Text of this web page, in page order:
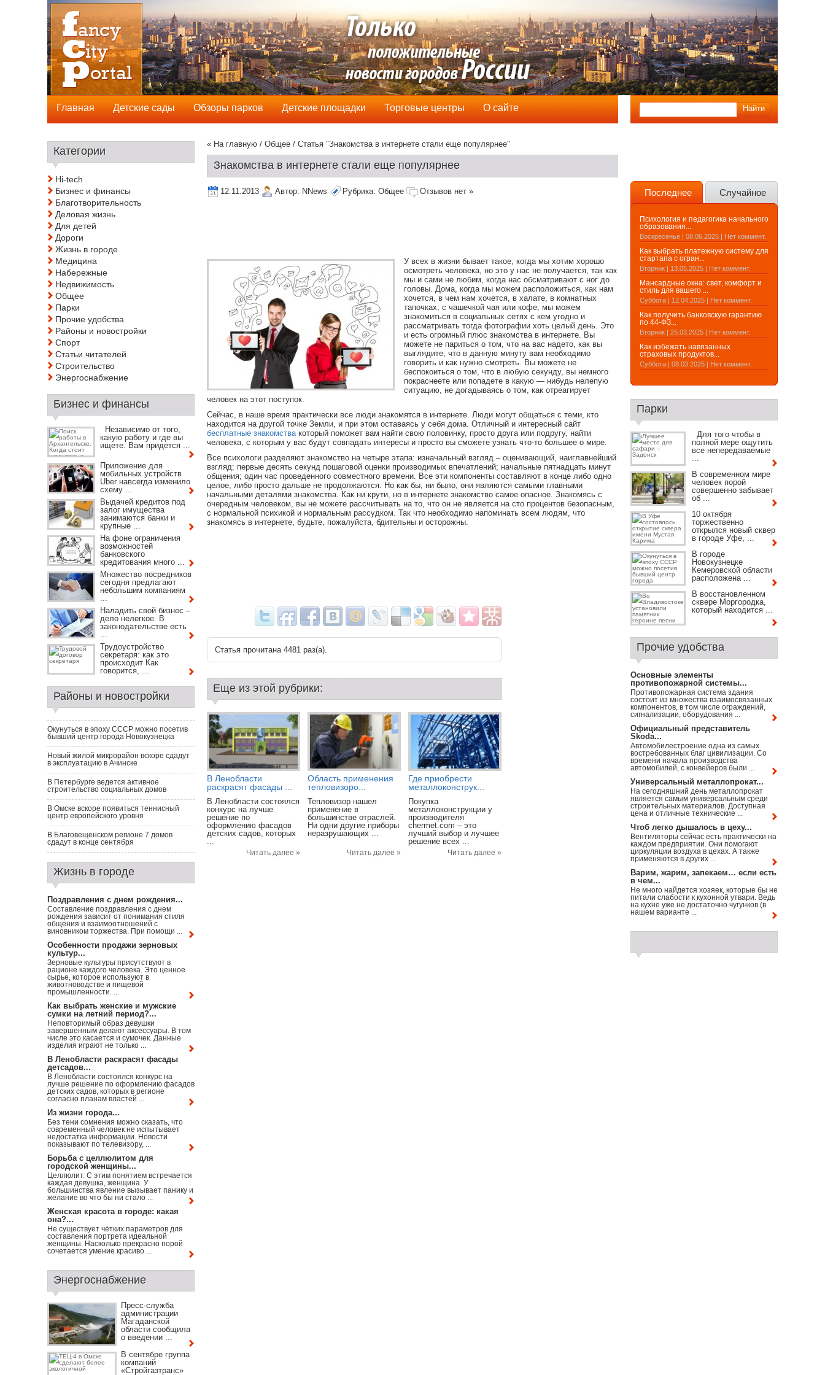
« На главную / Общее / Статья "Знакомства в интернете стали еще популярнее"
Знакомства в интернете стали еще популярнее
12.11.2013 Автор: NNews Рубрика: Общее Отзывов нет »
У всех в жизни бывает такое, когда мы хотим хорошо
осмотреть человека, но это у нас не получается, так как
мы и сами не любим, когда нас обсматривают с ног до
головы. Дома, когда мы можем расположиться, как нам
хочется, в чем нам хочется, в халате, в комнатных
тапочках, с чашечкой чая или кофе, мы можем
знакомиться в социальных сетях с кем угодно и
рассматривать тогда фотографии хоть целый день. Это
и есть огромный плюс знакомства в интернете. Вы
можете не париться о том, что на вас надето, как вы
выглядите, что в данную минуту вам необходимо
говорить и как нужно смотреть. Вы можете не
беспокоиться о том, что в любую секунду, вы немного
покраснеете или попадете в какую — нибудь нелепую
ситуацию, не догадываясь о том, как отреагирует
человек на этот поступок.
Сейчас, в наше время практически все люди знакомятся в интернете. Люди могут общаться с теми, кто
находится на другой точке Земли, и при этом оставаясь у себя дома. Отличный и интересный сайт
бесплатные знакомствакоторый поможет вам найти свою половинку, просто друга или подругу, найти
человека, с которым у вас будут совпадать интересы и просто вы сможете узнать что-то большее о мире.
Все психологи разделяют знакомство на четыре этапа: изначальный взгляд – оценивающий, наиглавнейший
взгляд; первые десять секунд пошаговой оценки производимых впечатлений; начальные пятнадцать минут
общения; один час проведенного совместного времени. Все эти компоненты составляют в конце либо одно
целое, либо просто дальше не продолжаются. Но как бы, ни было, они являются самыми главными
начальными деталями знакомства. Как ни крути, но в интернете знакомство самое опасное. Знакомясь с
очередным человеком, вы не можете рассчитывать на то, что он не является на сто процентов безопасным,
с нормальной психикой и нормальным рассудком. Так что необходимо напоминать всем людям, что
знакомясь в интернете, будьте, пожалуйста, бдительны и осторожны.
Статья прочитана 4481 раз(a).
Еще из этой рубрики:
В Ленобласти
раскрасят фасады ...
В Ленобласти состоялся
конкурс на лучше
решение по
оформлению фасадов
детских садов, которых
...
Читать далее »
Область применения
тепловизоро...
Тепловизор нашел
применение в
большинстве отраслей.
Ни одни другие приборы
неразрушающих ...
Читать далее »
Где приобрести
металлоконструк...
Покупка
металлоконструкции у
производителя
chermet.com – это
лучший выбор и лучшее
решение всех ...
Читать далее »
Категории
Hi-tech
Бизнес и финансы
Благотворительность
Деловая жизнь
Для детей
Дороги
Жизнь в городе
Медицина
Набережные
Недвижимость
Общее
Парки
Прочие удобства
Районы и новостройки
Спорт
Статьи читателей
Строительство
Энергоснабжение
Бизнес и финансы
Независимо от того,
какую работу и где вы
ищете. Вам придется ...
Приложение для
мобильных устройств
Uber навсегда изменило
схему ...
Выдачей кредитов под
залог имущества
занимаются банки и
крупные ...
На фоне ограничения
возможностей
банковского
кредитования много ...
Множество посредников
сегодня предлагают
небольшим компаниям
...
Наладить свой бизнес –
дело нелегкое. В
законодательстве есть
...
Трудоустройство
секретаря: как это
происходит Как
говорится, ...
Районы и новостройки
Окунуться в эпоху СССР можно посетив
бывший центр города Новокузнецка
Новый жилой микрорайон вскоре сдадут
в эксплуатацию в Ачинске
В Петербурге ведется активное
строительство социальных домов
В Омске вскоре появиться теннисный
центр европейского уровня
В Благовещенском регионе 7 домов
сдадут в конце сентября
Жизнь в городе
Поздравления с днем рождения...
Составление поздравления с днем
рождения зависит от понимания стиля
общения и взаимоотношений с
виновником торжества. При помощи ...
Особенности продажи зерновых
культур...
Зерновые культуры присутствуют в
рационе каждого человека. Это ценное
сырье, которое используют в
животноводстве и пищевой
промышленности. ...
Как выбрать женские и мужские
сумки на летний период?...
Неповторимый образ девушки
завершенным делают аксессуары. В том
числе это касается и сумочек. Данные
изделия играют не только ...
В Ленобласти раскрасят фасады
детсадов...
В Ленобласти состоялся конкурс на
лучше решение по оформлению фасадов
детских садов, которых в регионе
согласно планам властей ...
Из жизни города...
Без тени сомнения можно сказать, что
современный человек не испытывает
недостатка информации. Новости
показывают по телевизору, ...
Борьба с целлюлитом для
городской женщины...
Целлюлит. С этим понятием встречается
каждая девушка, женщина. У
большинства явление вызывает панику и
желание во что бы ни стало ...
Женская красота в городе: какая
она?...
Не существует чётких параметров для
составления портрета идеальной
женщины. Насколько прекрасно порой
сочетается умение красиво ...
Энергоснабжение
Пресс-служба
администрации
Магаданской
области сообщила
о введении ...
В сентябре группа
компаний
«Стройгазтранс»
Последнее Случайное
Психология и педагогика начального
образования...
Воскресенье | 08.06.2025 | Нет коммент.
Как выбрать платежную систему для
стартапа с огран...
Вторник | 13.05.2025 | Нет коммент.
Мансардные окна: свет, комфорт и
стиль для вашего ...
Суббота | 12.04.2025 | Нет коммент.
Как получить банковскую гарантию
по 44-ФЗ...
Вторник | 25.03.2025 | Нет коммент.
Как избежать навязанных
страховых продуктов...
Суббота | 08.03.2025 | Нет коммент.
Парки
Для того чтобы в
полной мере ощутить
все непередаваемые
...
В современном мире
человек порой
совершенно забывает
об ...
10 октября
торжественно
открылся новый сквер
в городе Уфе, ...
В городе
Новокузнецке
Кемеровской области
расположена ...
В восстановленном
сквере Моргородка,
который находится ...
Прочие удобства
Основные элементы
противопожарной системы...
Противопожарная система здания
состоит из множества взаимосвязанных
компонентов, в том числе ограждений,
сигнализации, оборудования ...
Официальный представитель
Skoda...
Автомобилестроение одна из самых
востребованных благ цивилизации. Со
времени начала производства
автомобилей, с конвейеров были ...
Универсальный металлопрокат...
На сегодняшний день металлопрокат
является самым универсальным среди
строительных материалов. Доступная
цена и отличные технические ...
Чтоб легко дышалось в цеху...
Вентиляторы сейчас есть практически на
каждом предприятии. Они помогают
циркуляции воздуха в цехах. А также
применяются в других ...
Варим, жарим, запекаем… если есть
в чем...
Не много найдется хозяек, которые бы не
питали слабости к кухонной утвари. Ведь
на кухне уже не достаточно чугунков (в
нашем варианте ...
Главная Детские сады Обзоры парков Детские площадки Торговые центры О сайте